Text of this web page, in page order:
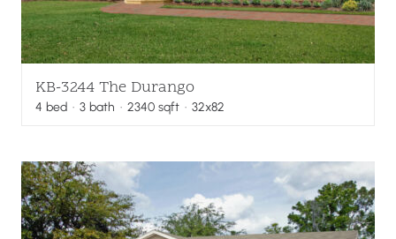
KB-3244 The Durango
4 bed · 3 bath · 2340 sqft· 32x82